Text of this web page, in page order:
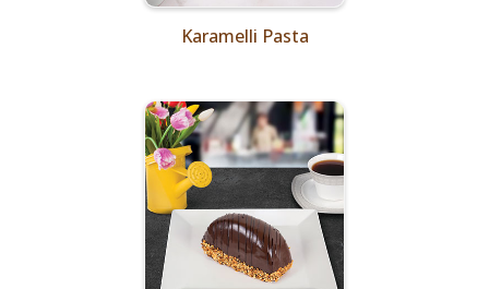
Karamelli Pasta